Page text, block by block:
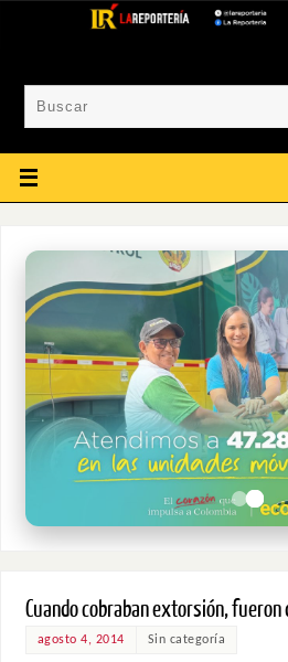
Cuando cobraban extorsión, fueron
agosto 4, 2014 Sin categoría